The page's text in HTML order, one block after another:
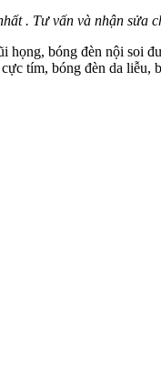
. Tư vấn và nhận sửa
bóng đèn nội soi
tím, bóng đèn da